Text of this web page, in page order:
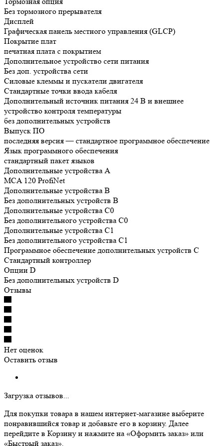
Без тормозного прерывателя
Дисплей
Графическая панель местного управления (GLCP)
Покрытие плат
печатная плата с покрытием
Дополнительное устройство сети питания
Без доп. устройства сети
Силовые клеммы и пускатели двигателя
Стандартные точки ввода кабеля
Дополнительный источник питания 24 В и внешнее
устройство контроля температуры
без дополнительных устройств
Выпуск ПО
последняя версия — стандартное программное обеспечение
Язык программного обеспечения
стандартный пакет языков
Дополнительные устройства А
MCA 120 ProfiNet
Дополнительные устройства B
Без дополнительных устройств B
Дополнительные устройства C0
Без дополнительного устройства C0
Дополнительные устройства C1
Без дополнительного устройства C1
Программное обеспечение дополнительных устройств С
Cтандартный контроллер
Опции D
Без дополнительных устройств D
Отзывы
Нет оценок
Оставить отзыв
Загрузка отзывов...
Для покупки товара в нашем интернет-магазине выберите
понравившийся товар и добавьте его в корзину. Далее
перейдите в Корзину и нажмите на «Оформить заказ» или
«Быстрый заказ».